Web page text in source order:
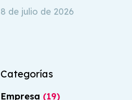
8 de julio de 2026
Categorías
Empresa (19)